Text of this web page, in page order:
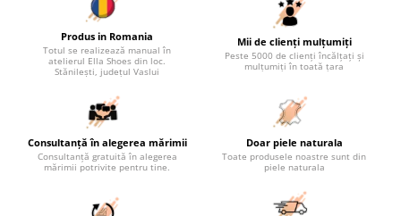
Produs in Romania
Totul se realizează manual în
atelierul Ella Shoes din loc.
Stănilești, județul Vaslui
Mii de clienți mulțumiți
Peste 5000 de clienți încălțați și
mulțumiți în toată țara
Consultanță în alegerea mărimii
Consultanță gratuită în alegerea
mărimii potrivite pentru tine.
Doar piele naturala
Toate produsele noastre sunt din
piele naturala